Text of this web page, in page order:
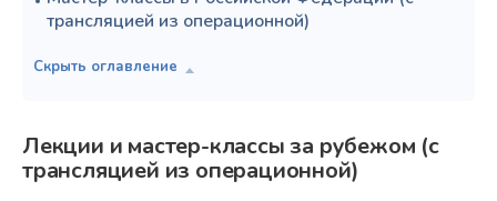
трансляцией из операционной)
Лекции и мастер-классы за рубежом (с
трансляцией из операционной)